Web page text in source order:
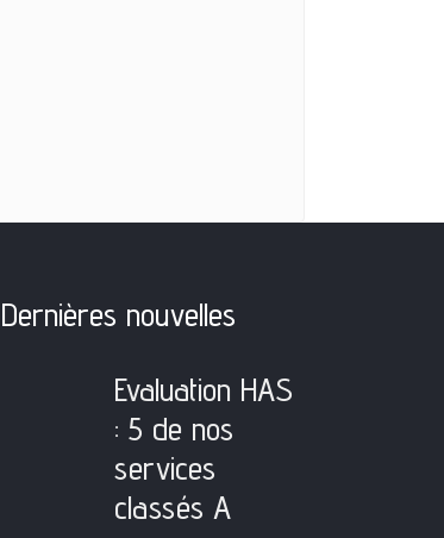
Dernières nouvelles
Evaluation HAS
: 5 de nos
services
classés A